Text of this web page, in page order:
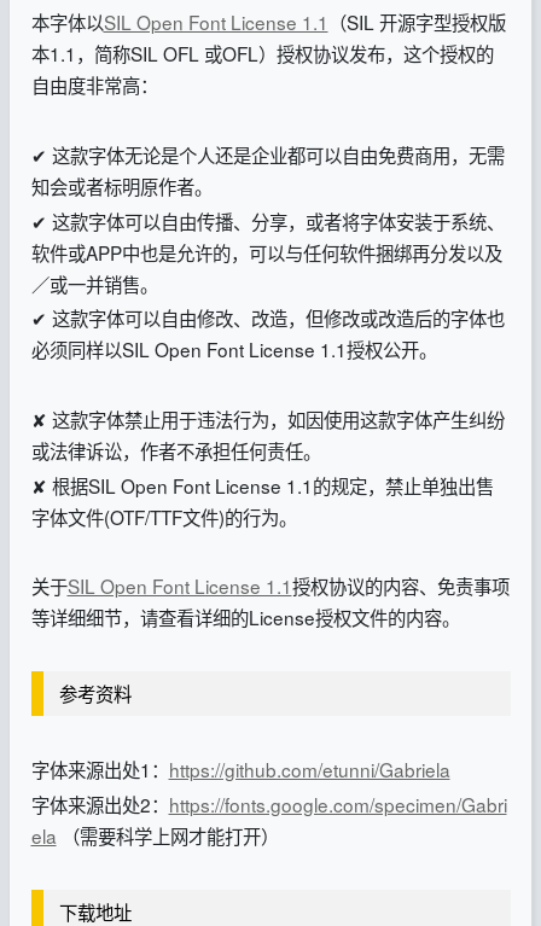
本字体以SIL Open Font License 1.1 （SIL 开源字型授权版
本1.1，简称SIL OFL 或OFL）授权协议发布，这个授权的
自由度非常高：
✔ 这款字体无论是个人还是企业都可以自由免费商用，无需
知会或者标明原作者。
✔ 这款字体可以自由传播、分享，或者将字体安装于系统、
软件或APP中也是允许的，可以与任何软件捆绑再分发以及
／或一并销售。
✔ 这款字体可以自由修改、改造，但修改或改造后的字体也
必须同样以SIL Open Font License 1.1授权公开。
✘ 这款字体禁止用于违法行为，如因使用这款字体产生纠纷
或法律诉讼，作者不承担任何责任。
✘ 根据SIL Open Font License 1.1的规定，禁止单独出售
字体文件(OTF/TTF文件)的行为。
关于SIL Open Font License 1.1授权协议的内容、免责事项
等详细细节，请查看详细的License授权文件的内容。
参考资料
字体来源出处1： https://github.com/etunni/Gabriela
字体来源出处2： https://fonts.google.com/specimen/Gabri
ela （需要科学上网才能打开）
下载地址